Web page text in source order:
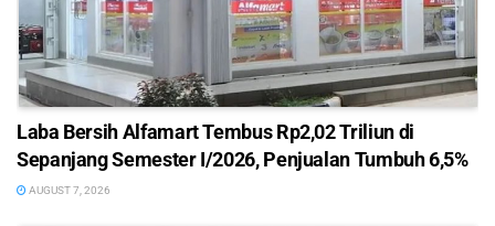
Laba Bersih Alfamart Tembus Rp2,02 Triliun di
Sepanjang Semester I/2026, Penjualan Tumbuh 6,5%
AUGUST 7, 2026